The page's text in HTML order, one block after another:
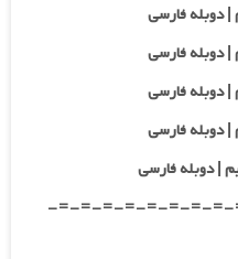
-=-=-=-=-=-=-=-